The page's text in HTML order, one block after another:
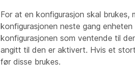
For at en konfigurasjon skal
konfigurasjonen neste gang
konfigurasjonen som ventende til
angitt til den er aktivert. Hvis et
før disse brukes.